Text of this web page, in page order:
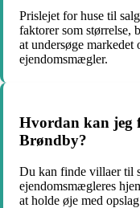
Prislejet for huse til
faktorer som størrelse,
at undersøge
ejendomsmægler.
Hvordan kan jeg
Brøndby?
Du kan finde villaer til
ejendomsmægleres
at holde øje med